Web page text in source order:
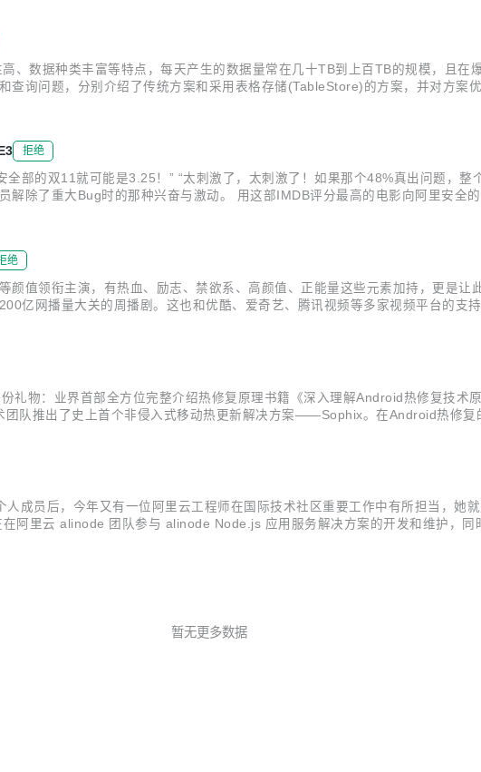
、数据种类丰富等特点，每天产生的数据量常在几十TB到上百TB的规模，且在
询问题，分别介绍了传统方案和采用表格存储(TableStore)的方案，并对方案
些气象数...
拒绝
部的双11就可能是3.25！” “太刺激了，太刺激了！如果那个48%真出问题，整
解除了重大Bug时的那种兴奋与激动。 用这部IMDB评分最高的电影向阿里安全
绝
值领衔主演，有热血、励志、禁欲系、高颜值、正能量这些元素加持，更是让
亿网播量大关的周播剧。这也和优酷、爱奇艺、腾讯视频等多家视频平台的支
的手机上没有视频APP呢...
礼物：业界首部全方位完整介绍热修复原理书籍《深入理解Android热修复技术
队推出了史上首个非侵入式移动热更新解决方案——Sophix。在Android热修复
成员后，今年又有一位阿里云工程师在国际技术社区重要工作中有所担当，她
阿里云 alinode 团队参与 alinode Node.js 应用服务解决方案的开发和维护，
暂无更多数据